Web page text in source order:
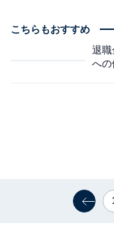
こちらもおすすめ
退職
への